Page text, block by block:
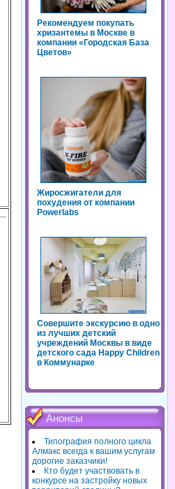
Рекомендуем покупать
хризантемы в Москве в
компании «Городская База
Цветов»
Жиросжигатели для
похудения от компании
Powerlabs
Совершите экскурсию в одно
из лучших детский
учреждений Москвы в виде
детского сада Happy Children
в Коммунарке
Анонсы
Типография полного цикла
Алмакс всегда к вашим услугам
дорогие заказчики!
Кто будет участвовать в
конкурсе на застройку новых